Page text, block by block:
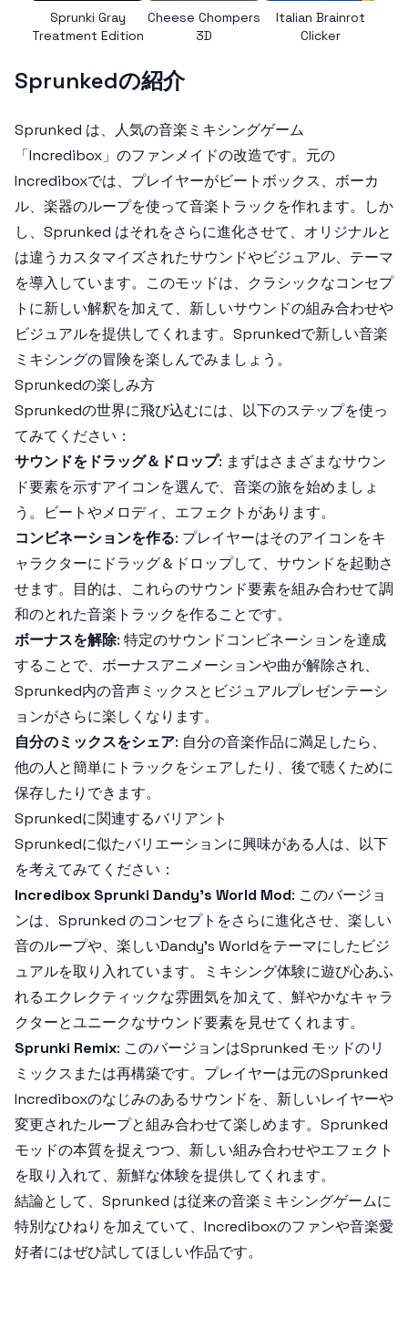
Sprunki Gray
Treatment Edition
Cheese Chompers
3D
Italian Brainrot
Clicker
Sprunkedの紹介
Sprunked は、人気の音楽ミキシングゲーム
「Incredibox」のファンメイドの改造です。元の
Incrediboxでは、プレイヤーがビートボックス、ボーカ
ル、楽器のループを使って音楽トラックを作れます。しか
し、Sprunked はそれをさらに進化させて、オリジナルと
は違うカスタマイズされたサウンドやビジュアル、テーマ
を導入しています。このモッドは、クラシックなコンセプ
トに新しい解釈を加えて、新しいサウンドの組み合わせや
ビジュアルを提供してくれます。Sprunkedで新しい音楽
ミキシングの冒険を楽しんでみましょう。
Sprunkedの楽しみ方
Sprunkedの世界に飛び込むには、以下のステップを使っ
てみてください：
サウンドをドラッグ＆ドロップ: まずはさまざまなサウン
ド要素を示すアイコンを選んで、音楽の旅を始めましょ
う。ビートやメロディ、エフェクトがあります。
コンビネーションを作る: プレイヤーはそのアイコンをキ
ャラクターにドラッグ＆ドロップして、サウンドを起動さ
せます。目的は、これらのサウンド要素を組み合わせて調
和のとれた音楽トラックを作ることです。
ボーナスを解除: 特定のサウンドコンビネーションを達成
することで、ボーナスアニメーションや曲が解除され、
Sprunked内の音声ミックスとビジュアルプレゼンテーシ
ョンがさらに楽しくなります。
自分のミックスをシェア: 自分の音楽作品に満足したら、
他の人と簡単にトラックをシェアしたり、後で聴くために
保存したりできます。
Sprunkedに関連するバリアント
Sprunkedに似たバリエーションに興味がある人は、以下
を考えてみてください：
Incredibox Sprunki Dandy's World Mod: このバージョ
ンは、Sprunked のコンセプトをさらに進化させ、楽しい
音のループや、楽しいDandy's Worldをテーマにしたビジ
ュアルを取り入れています。ミキシング体験に遊び心あふ
れるエクレクティックな雰囲気を加えて、鮮やかなキャラ
クターとユニークなサウンド要素を見せてくれます。
Sprunki Remix: このバージョンはSprunked モッドのリ
ミックスまたは再構築です。プレイヤーは元のSprunked
Incrediboxのなじみのあるサウンドを、新しいレイヤーや
変更されたループと組み合わせて楽しめます。Sprunked
モッドの本質を捉えつつ、新しい組み合わせやエフェクト
を取り入れて、新鮮な体験を提供してくれます。
結論として、Sprunked は従来の音楽ミキシングゲームに
特別なひねりを加えていて、Incrediboxのファンや音楽愛
好者にはぜひ試してほしい作品です。